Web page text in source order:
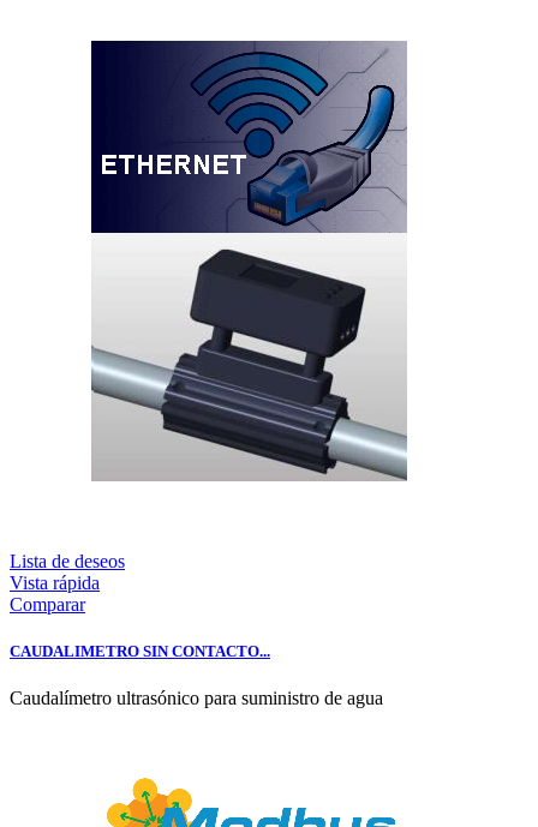
Lista de deseos
Vista rápida
Comparar
CAUDALIMETRO SIN CONTACTO...
Caudalímetro ultrasónico para suministro de agua